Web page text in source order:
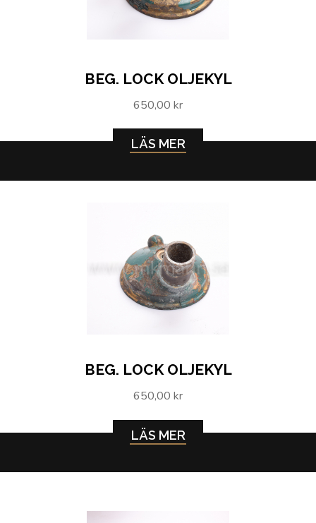
BEG. LOCK OLJEKYL
650,00 kr
LÄS MER
BEG. LOCK OLJEKYL
650,00 kr
LÄS MER